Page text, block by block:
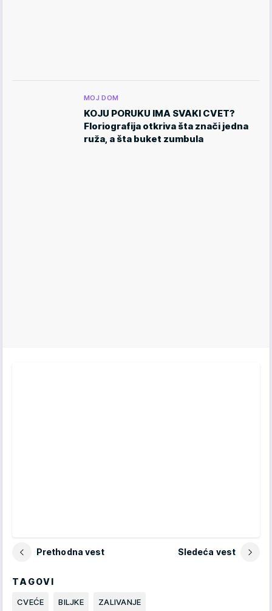
MOJ DOM
KOJU PORUKU IMA SVAKI CVET?
Floriografija otkriva šta znači jedna
ruža, a šta buket zumbula
Prethodna vest Sledeća vest
TAGOVI
CVEĆE BILJKE ZALIVANJE